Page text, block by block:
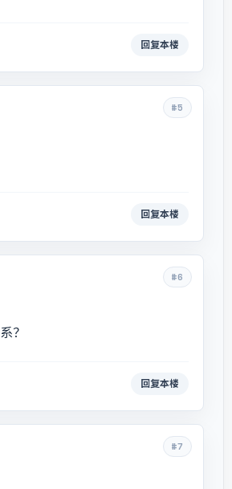
回复本楼
#5
回复本楼
#6
？
回复本楼
#7